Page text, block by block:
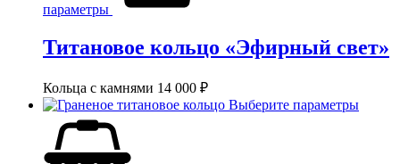
параметры
Титановое кольцо «Эфирный свет»
Кольца с камнями 14 000 ₽
Выберите параметры